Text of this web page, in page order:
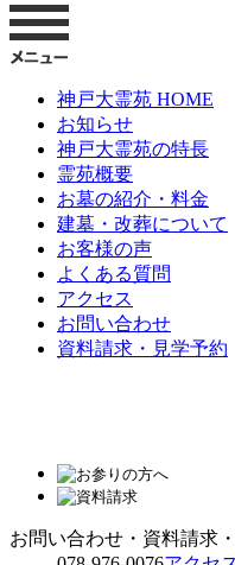
神戸大霊苑 HOME
お知らせ
神戸大霊苑の特長
霊苑概要
お墓の紹介・料金
建墓・改葬について
お客様の声
よくある質問
アクセス
お問い合わせ
資料請求・見学予約
お問い合わせ・資料請求